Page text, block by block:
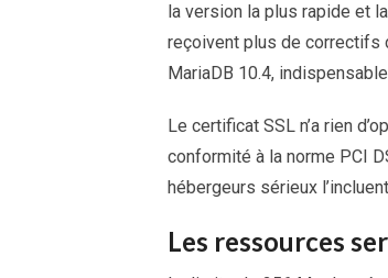
la version la plus rapide et
reçoivent plus de correctifs
MariaDB 10.4,
Le certificat SSL n’a rien
conformité à la norme PCI
hébergeurs sérieux
Les ressources